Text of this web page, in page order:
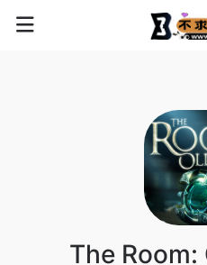
The Room: